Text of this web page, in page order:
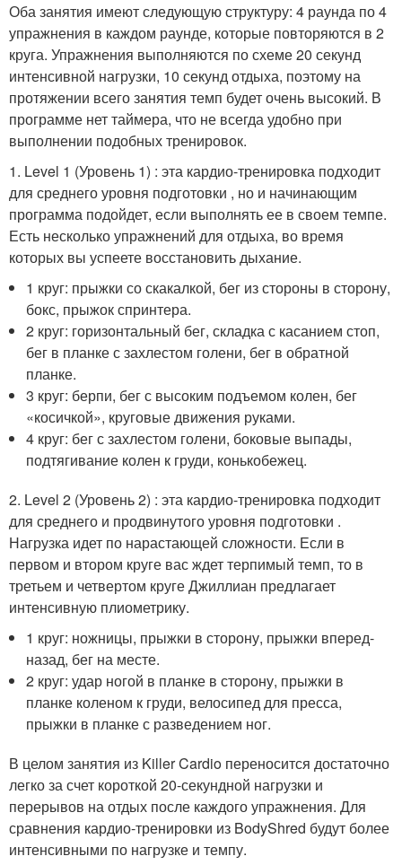
Оба занятия имеют следующую структуру: 4 раунда по 4
упражнения в каждом раунде, которые повторяются в 2
круга. Упражнения выполняются по схеме 20 секунд
интенсивной нагрузки, 10 секунд отдыха, поэтому на
протяжении всего занятия темп будет очень высокий. В
программе нет таймера, что не всегда удобно при
выполнении подобных тренировок.
1. Level 1 (Уровень 1) : эта кардио-тренировка подходит
для среднего уровня подготовки , но и начинающим
программа подойдет, если выполнять ее в своем темпе.
Есть несколько упражнений для отдыха, во время
которых вы успеете восстановить дыхание.
1 круг: прыжки со скакалкой, бег из стороны в сторону,
бокс, прыжок спринтера.
2 круг: горизонтальный бег, складка с касанием стоп,
бег в планке с захлестом голени, бег в обратной
планке.
3 круг: берпи, бег с высоким подъемом колен, бег
«косичкой», круговые движения руками.
4 круг: бег с захлестом голени, боковые выпады,
подтягивание колен к груди, конькобежец.
2. Level 2 (Уровень 2) : эта кардио-тренировка подходит
для среднего и продвинутого уровня подготовки .
Нагрузка идет по нарастающей сложности. Если в
первом и втором круге вас ждет терпимый темп, то в
третьем и четвертом круге Джиллиан предлагает
интенсивную плиометрику.
1 круг: ножницы, прыжки в сторону, прыжки вперед-
назад, бег на месте.
2 круг: удар ногой в планке в сторону, прыжки в
планке коленом к груди, велосипед для пресса,
прыжки в планке с разведением ног.
В целом занятия из Killer Cardio переносится достаточно
легко за счет короткой 20-секундной нагрузки и
перерывов на отдых после каждого упражнения. Для
сравнения кардио-тренировки из BodyShred будут более
интенсивными по нагрузке и темпу.